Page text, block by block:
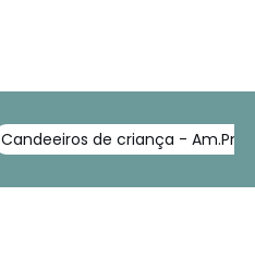
Candeeiros de criança - Am.Pm